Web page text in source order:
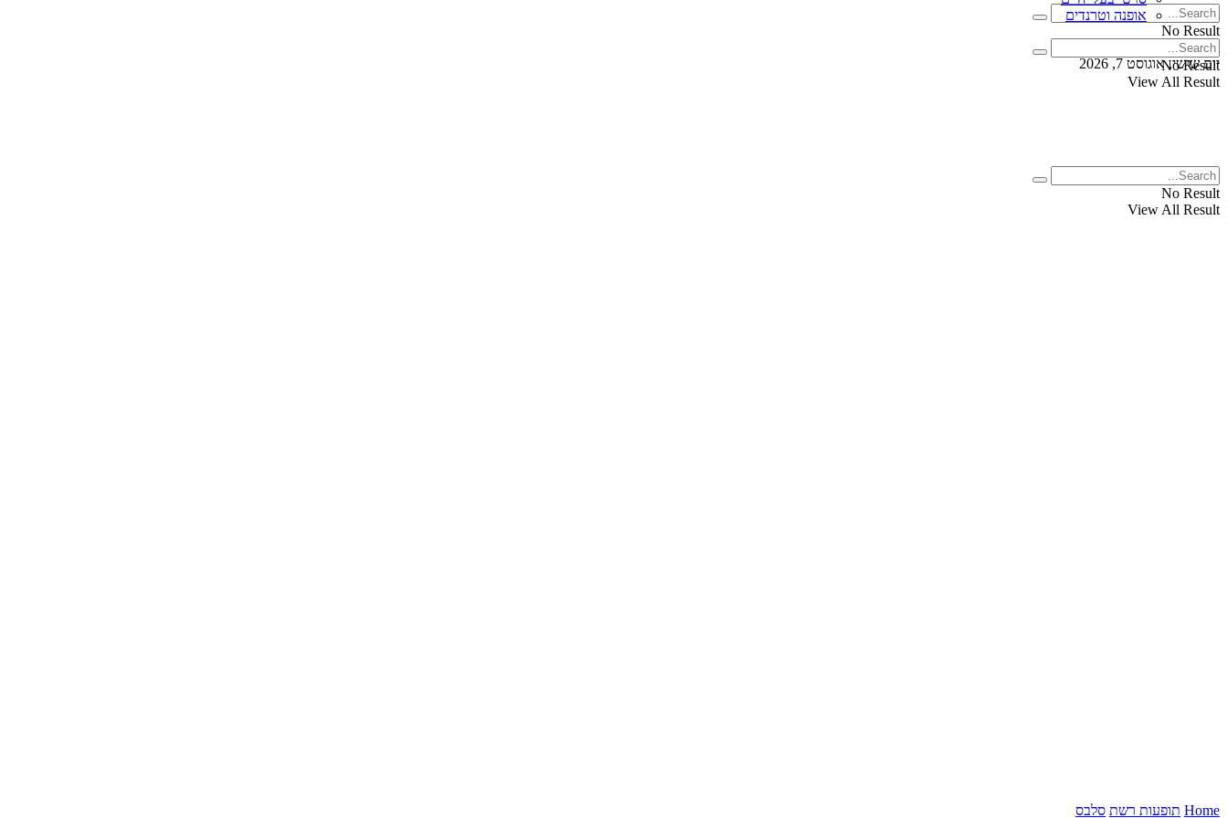
No Result
View All Result
יום שישי, אוגוסט 7, 2026
אופנה וטרנדים
No Result
View All Result
No Result
View All Result
Home תופעות רשת סלבס